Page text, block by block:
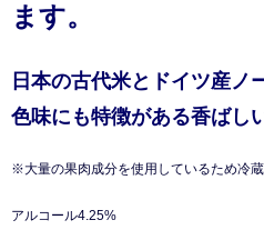
ます。
日本の古代米とドイツ産ノ
色味にも特徴がある香ばし
※大量の果肉成分を使用しているため冷
アルコール4.25%